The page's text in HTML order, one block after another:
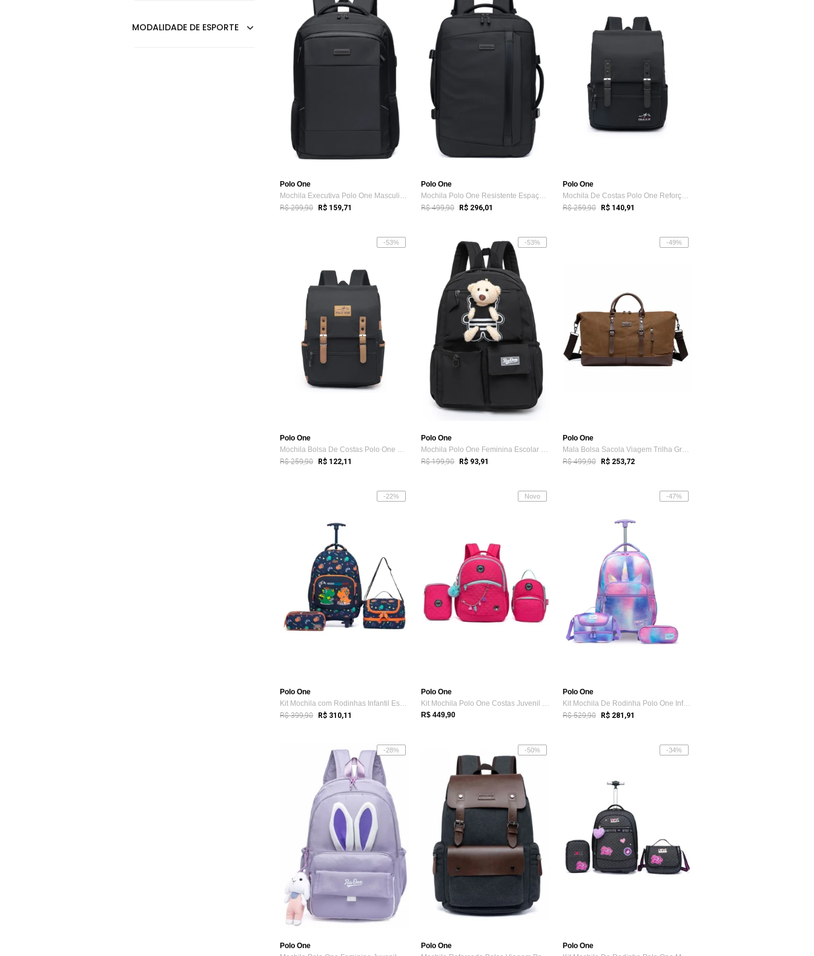
Polo One
Mochila Executiva Polo One Masculina Ref...
R$ 299,90 R$ 159,71
Polo One
Mochila Polo One Resistente Espaçosa Not...
R$ 499,90 R$ 296,01
Polo One
Mochila De Costas Polo One Reforçada Not...
R$ 259,90 R$ 140,91
-53%
Polo One
Mochila Bolsa De Costas Polo One Noteboo...
R$ 259,90 R$ 122,11
-53%
Polo One
Mochila Polo One Feminina Escolar Juveni...
R$ 199,90 R$ 93,91
-49%
Polo One
Mala Bolsa Sacola Viagem Trilha Grande C...
R$ 499,90 R$ 253,72
-22%
Polo One
Kit Mochila com Rodinhas Infantil Escola...
R$ 399,90 R$ 310,11
Novo
Polo One
Kit Mochila Polo One Costas Juvenil Femi...
R$ 449,90
-47%
Polo One
Kit Mochila De Rodinha Polo One Infantil...
R$ 529,90 R$ 281,91
-28%
Polo One
-50%
Polo One
-34%
Polo One